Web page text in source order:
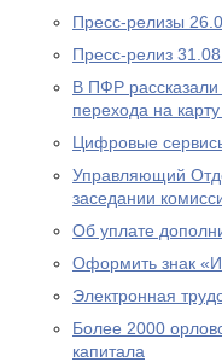
Пресс-релизы
Пресс-релиз
В ПФР рассказали
перехода на
Цифровые
Управляющий
заседании
Об уплате
Оформить знак
Электронная
Более 2000
капитала